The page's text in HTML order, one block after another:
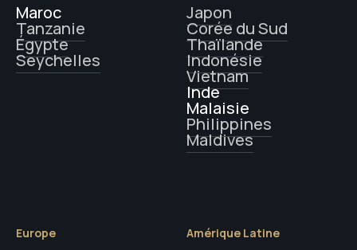
Maroc
Tanzanie
Égypte
Seychelles
Japon
Corée du Sud
Thaïlande
Indonésie
Vietnam
Inde
Malaisie
Philippines
Maldives
Europe Amérique Latine